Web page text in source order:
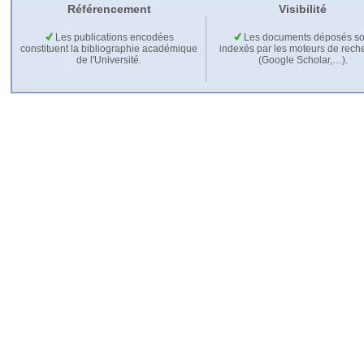
Référencement Visibilité
Les publications encodées
constituent la bibliographie académique
de l'Université.
Les documents déposés
indexés par les moteurs de
(Google Scholar,…).